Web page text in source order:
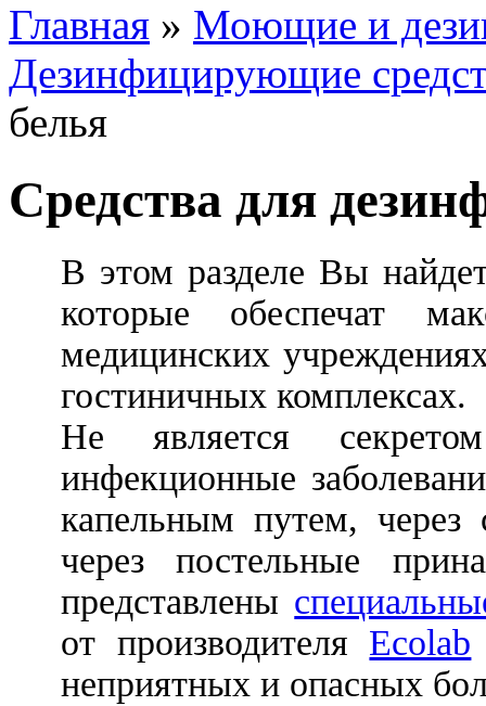
Главная » Моющие и
Дезинфицирующие
белья
Cредства для
В этом разделе Вы
которые обеспечат
медицинских
гостиничных комплексах.
Не является
инфекционные
капельным путем,
через постельные
представлены
от производителя Ecolab
неприятных и опасных